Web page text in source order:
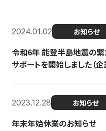
2024.01.02 お知らせ
令和6年 能登半島地震の
サポートを開始しました（企
2023.12.28 お知らせ
年末年始休業のお知らせ